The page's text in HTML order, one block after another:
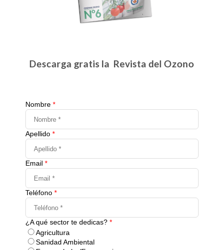
Descarga gratis la Revista del Ozono